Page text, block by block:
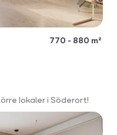
770 - 880 m²
lokaler i Söderort!